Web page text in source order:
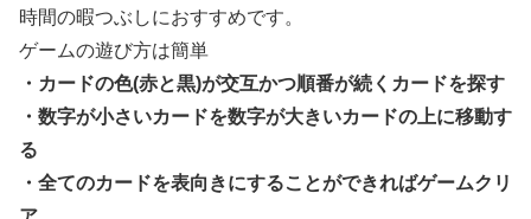
時間の暇つぶしにおすすめです。
ゲームの遊び方は簡単
・カードの色(赤と黒)が交互かつ順番が続くカードを探す
・数字が小さいカードを数字が大きいカードの上に移動す
る
・全てのカードを表向きにすることができればゲームクリ